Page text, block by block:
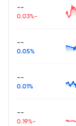
--
-0.03%
--
0.05%
--
0.01%
--
-0.19%